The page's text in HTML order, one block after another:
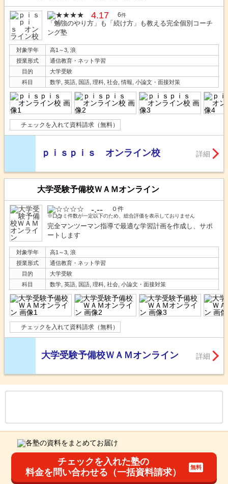
4.17 6件
「勉強のやり方」も「続け方」も教える完全個別コーチ
ング塾
対象学年
高1～3, 浪
授業形式
通信教育・ネット学習
目的
大学受験
科目
数学, 英語, 国語, 理科, 社会, 情報, 小論文・面接対策
チェックを入れて資料請求（無料）
ｐｉｓｐｉｓ オンライン校 詳細
大学受験予備校ＷＡＭオンライン
-.-- ０件
※口コミ件数が一定以下のため、総合評価を表示しておりません
完全マンツーマン指導で最適な学習計画を作成し、サポ
ートします
対象学年
高1～3, 浪
授業形式
通信教育・ネット学習
目的
大学受験
科目
数学, 英語, 国語, 理科, 社会, 小論文・面接対策
チェックを入れて資料請求（無料）
大学受験予備校ＷＡＭオンライン 詳細
チェックを入れた塾の
料金を問い合わせる（一括資料請求）